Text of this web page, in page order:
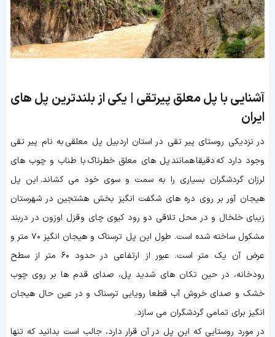
آشنایی با پل معلق پیرتقی | یکی از بلندترین پل های
ایران
در نزدیکی روستای پیر تقی در استان اردبیل پل معلقی به نام پیر تقی
وجود دارد که دقیقا همانند پل های معلق خطرناک با طناب و چوب های
لرزان گردشگران بسیاری را به سمت و سوی خود می کشاند. این پل
هیجان آور بر روی دره های شگفت انگیز بخش هشتجین در شهرستان
زیبای خلخال و در محل تلاقی دو رود کیوی چای و قزل اوزون در دربند
مشکول ساخته شده است. طول این پل ترسناک و هیجان انگیز ۷۰ متر و
عرض آن یک متر است. عبور از ارتفاعی در حدود ۶۰ متر از سطح
رودخانه، در حین تکان های شدید پل، صدای قدم ها بر روی چوب
خشک و صدای خروش آب قطعا رویایی ترسناک و در عین حال هیجان
انگیز برای تمامی گردشگران می سازد.
در مورد روستایی که این پل در آن قرار دارد، جالب است بدانید که تنها